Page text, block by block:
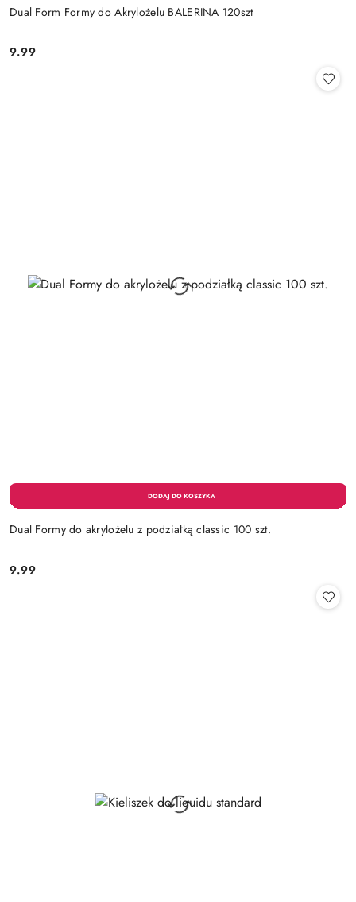
Dual Form Formy do Akrylożelu BALERINA 120szt
Cena:
9.99
Dual Formy do akrylożelu z podziałką classic 100 szt.
Cena:
9.99